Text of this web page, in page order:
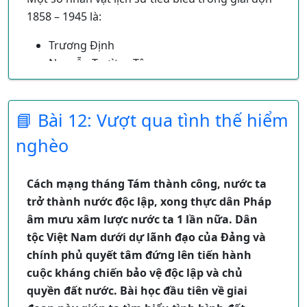
cờ vẫy lên không ngớt. Tiếp đó là lễ ra mắt
và tuyên thệ của các thành viên Chính phủ
lâm thời tước quốc dân đồng bào.
Quang cảnh ngày 2/9/1945 rất đẹp có cờ, hoa
ngập trời, người dân Hà Nội ai ai cũng tưng bừng,
nghe bác đọc bản Tuyên ngôn độc lập.
1858 – 1945 là:
Trương Định
Nguyễn Trường Tộ
Tôn Thất Huyết – Vua Hàm Nghi
Phan Bội Châu
Phan Châu Trinh
Nguyễn Tất Thành….
1858 – 1945:
1/9/1858: Thực dân Pháp nổ súng xâm lược
nước ta
1859 – 1862: Phong trào chống Pháp của
Trương Định
5/7/1885: Cuộc phản công kinh thành Huế
1904 – 1909: Phong trào đông du
📘 Bài 12: Vượt qua tình thế hiểm
nghèo
Cách mạng tháng Tám thành công, nước ta
trở thành nước độc lập, xong thực dân Pháp
âm mưu xâm lược nước ta 1 lần nữa. Dân
tộc Việt Nam dưới dự lãnh đạo của Đảng và
chính phủ quyết tâm đứng lên tiến hành
cuộc kháng chiến bảo vệ độc lập và chủ
quyền đất nước. Bài học đầu tiên về giai